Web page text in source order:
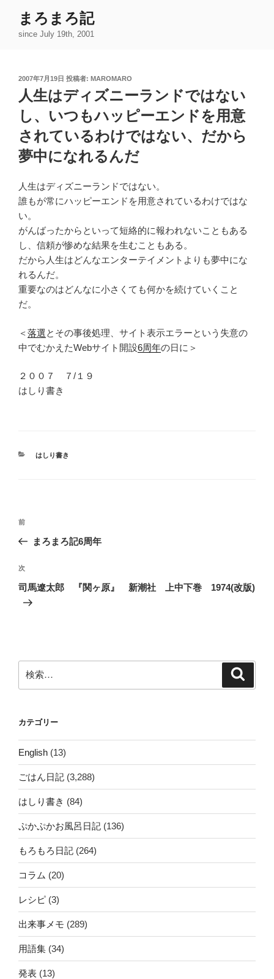
まろまろ記
since July 19th, 2001
投
日:
2007年7月19日 投稿者: MAROMARO
人生はディズニーランドではない
し、いつもハッピーエンドを用意
されているわけではない、だから
夢中になれるんだ
人生はディズニーランドではない。
誰もが常にハッピーエンドを用意されているわけではな
い。
がんばったからといって短絡的に報われないこともある
し、信頼が惨めな結果を生むこともある。
だから人生はどんなエンターテイメントよりも夢中にな
れるんだ。
重要なのはどんなに小さくても何かを続けていくこと
だ。
＜落選とその事後処理、サイト表示エラーという失意の
中でむかえたWebサイト開設6周年の日に＞
２００７ ７/１９
はしり書き
カ
はしり書き
投
ビ
ゲ
ー
前
の
稿
前
まろまろ記6周年
次
の
次
司馬遼太郎 『関ヶ原』 新潮社 上中下巻 1974(改版)
索:
カテゴリー
English (13)
ごはん日記 (3,288)
はしり書き (84)
ぷかぷかお風呂日記 (136)
もろもろ日記 (264)
コラム (20)
レシピ (3)
出来事メモ (289)
用語集 (34)
発表 (13)